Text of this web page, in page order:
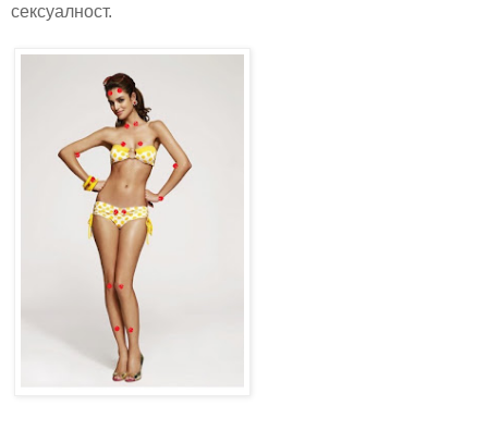
сексуалност.